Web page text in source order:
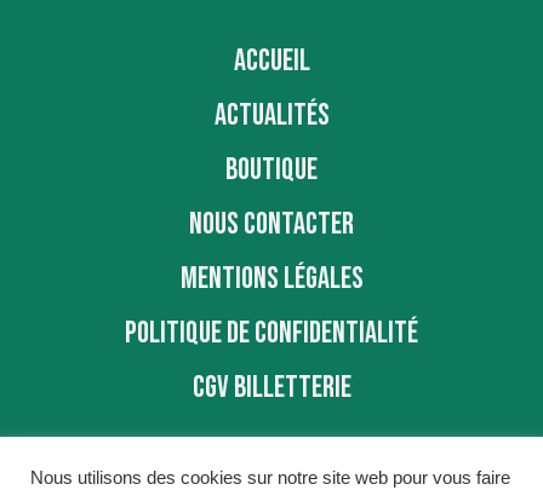
ACCUEIL
ACTUALITÉS
BOUTIQUE
NOUS CONTACTER
MENTIONS LÉGALES
POLITIQUE DE CONFIDENTIALITÉ
CGV BILLETTERIE
Nous utilisons des cookies sur notre site web pour vous faire